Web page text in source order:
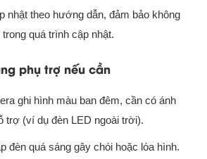
nhật theo hướng dẫn, đảm bảo không
quá trình cập nhật.
phụ trợ nếu cần
ghi hình màu ban đêm, cần có ánh
trợ (ví dụ đèn LED ngoài trời).
đèn quá sáng gây chói hoặc lóa hình.